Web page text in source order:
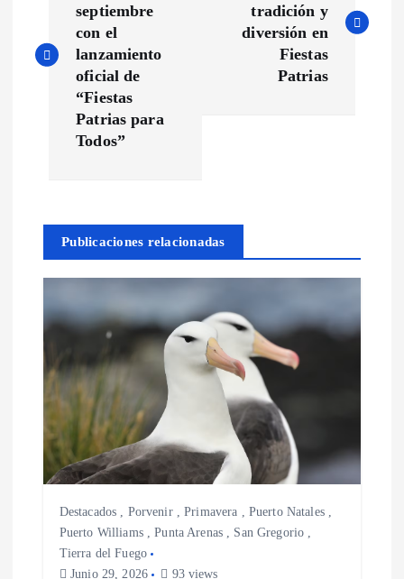
v
c
ó
n
d
e
e
septiembre
con el
lanzamiento
oficial de
“Fiestas
Patrias para
Todos”
tradición y
diversión en
Fiestas
Patrias
Publicaciones relacionadas
Destacados , Porvenir,Primavera , Puerto Natales,
Puerto Williams,Punta Arenas , San Gregorio ,
Tierra del Fuego
Junio 29, 2026
93 views